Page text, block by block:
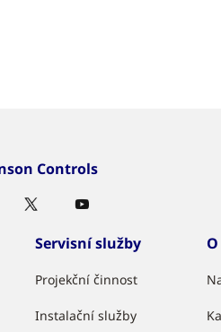
Controls
Servisní služby
Projekční činnost
Instalační služby